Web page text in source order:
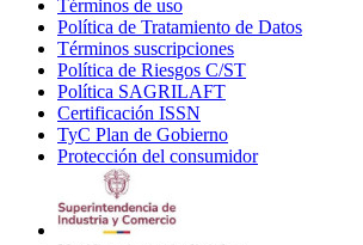
Términos de uso
in
new
window
Política de Tratamiento de Datos
Términos suscripciones
in
Política de Riesgos C/ST
Política SAGRILAFT
new
window
Certificación ISSN
in
new
TyC Plan de Gobierno
in
Protección del consumidorOpens